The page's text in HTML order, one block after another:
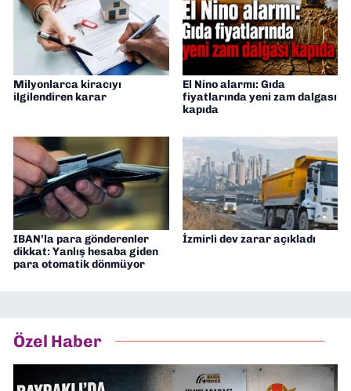
Milyonlarca kiracıyı
ilgilendiren karar
El Nino alarmı: Gıda
fiyatlarında yeni zam dalgası
kapıda
IBAN’la para gönderenler
dikkat: Yanlış hesaba giden
para otomatik dönmüyor
İzmirli dev zarar açıkladı
Özel Haber